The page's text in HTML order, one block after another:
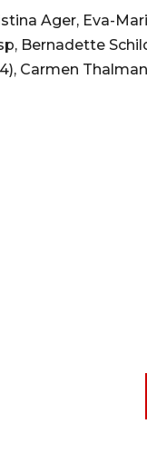
Ager, Eva-
Bernadette
Carmen